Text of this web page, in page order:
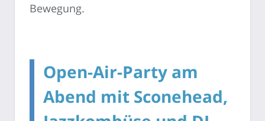
Bewegung.
Open-Air-Party am
Abend mit Sconehead,